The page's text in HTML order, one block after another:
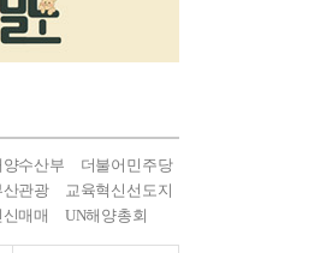
양수산부
더불어민주당
산관광
교육혁신선도지
신매매 UN해양총회